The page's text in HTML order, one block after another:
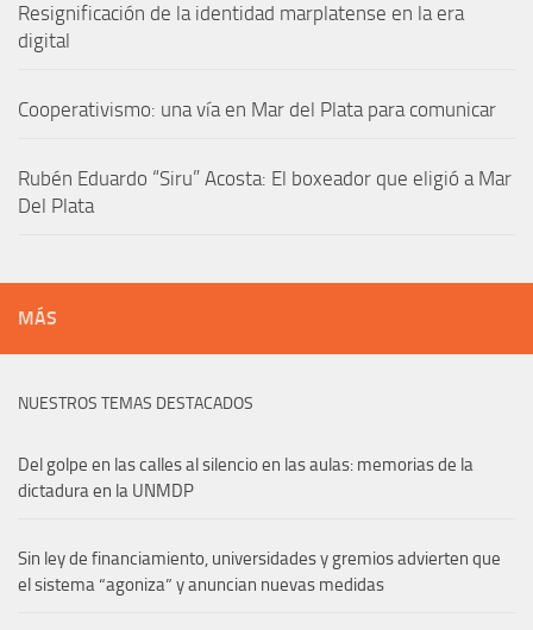
Resignificación de la identidad marplatense en la era
digital
Cooperativismo: una vía en Mar del Plata para comunicar
Rubén Eduardo “Siru” Acosta: El boxeador que eligió a Mar
Del Plata
MÁS
NUESTROS TEMAS DESTACADOS
Del golpe en las calles al silencio en las aulas: memorias de la
dictadura en la UNMDP
Sin ley de financiamiento, universidades y gremios advierten que
el sistema “agoniza” y anuncian nuevas medidas